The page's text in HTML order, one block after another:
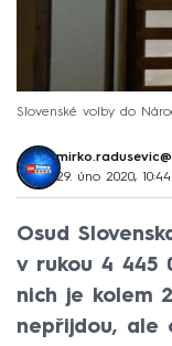
Slovenské volby do
29. úno 2020, 10:44
Osud
v rukou 4 445
nich je kolem
nepřijdou, ale